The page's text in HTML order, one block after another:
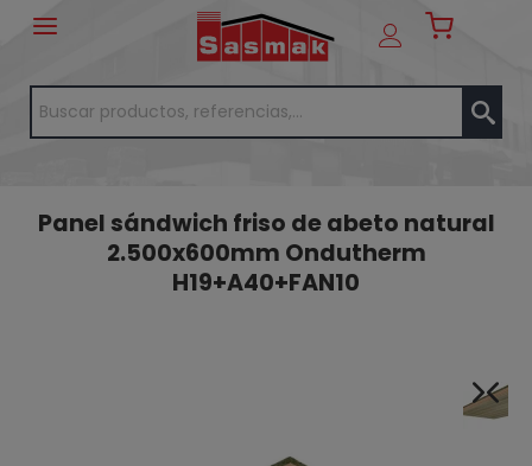
Panel sándwich friso de abeto natural
2.500x600mm Ondutherm
H19+A40+FAN10